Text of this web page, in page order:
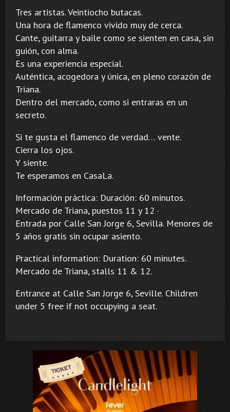
Tres artistas. Veintiocho butacas.
Una hora de flamenco vivido muy de cerca.
Cante, guitarra y baile como se sienten en casa, sin
guión, con alma.
Es una experiencia especial.
Auténtica, acogedora y única, en pleno corazón de
Triana.
Dentro del mercado, como si entraras en un
secreto.
Si te gusta el flamenco de verdad… vente.
Cierra los ojos.
Y siente.
Te esperamos en CasaLa.
Información práctica: Duración: 60 minutos.
Mercado de Triana, puestos 11 y 12 ·
Entrada por Calle San Jorge 6, Sevilla. Menores de
5 años gratis sin ocupar asiento.
Practical information: Duration: 60 minutes.
Mercado de Triana, stalls 11 & 12.
Entrance at Calle San Jorge 6, Seville. Children
under 5 free if not occupying a seat.